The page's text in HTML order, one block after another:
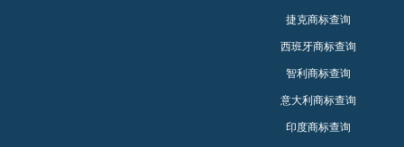
捷克商标查询
西班牙商标查询
智利商标查询
意大利商标查询
印度商标查询